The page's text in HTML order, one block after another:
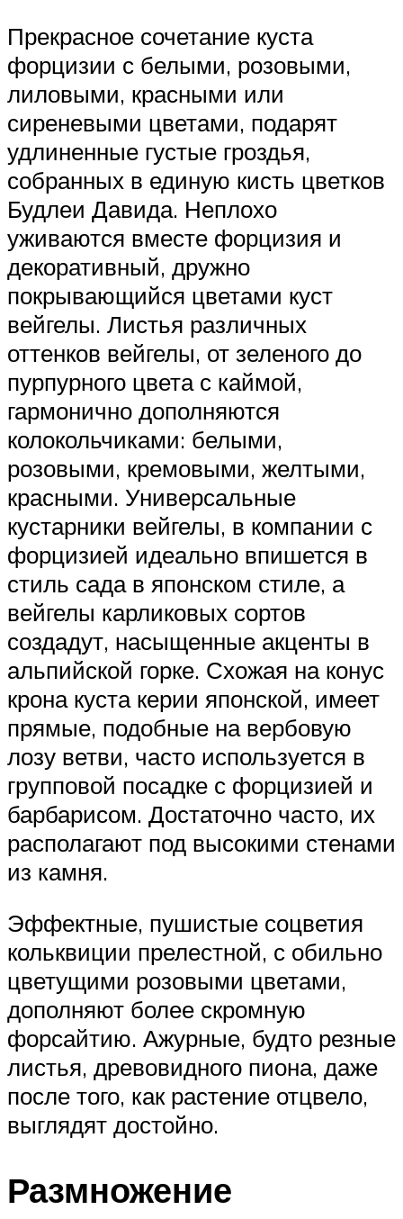
Прекрасное сочетание куста
форцизии с белыми, розовыми,
лиловыми, красными или
сиреневыми цветами, подарят
удлиненные густые гроздья,
собранных в единую кисть цветков
Будлеи Давида. Неплохо
уживаются вместе форцизия и
декоративный, дружно
покрывающийся цветами куст
вейгелы. Листья различных
оттенков вейгелы, от зеленого до
пурпурного цвета с каймой,
гармонично дополняются
колокольчиками: белыми,
розовыми, кремовыми, желтыми,
красными. Универсальные
кустарники вейгелы, в компании с
форцизией идеально впишется в
стиль сада в японском стиле, а
вейгелы карликовых сортов
создадут, насыщенные акценты в
альпийской горке. Схожая на конус
крона куста керии японской, имеет
прямые, подобные на вербовую
лозу ветви, часто используется в
групповой посадке с форцизией и
барбарисом. Достаточно часто, их
располагают под высокими стенами
из камня.
Эффектные, пушистые соцветия
кольквиции прелестной, с обильно
цветущими розовыми цветами,
дополняют более скромную
форсайтию. Ажурные, будто резные
листья, древовидного пиона, даже
после того, как растение отцвело,
выглядят достойно.
Размножение